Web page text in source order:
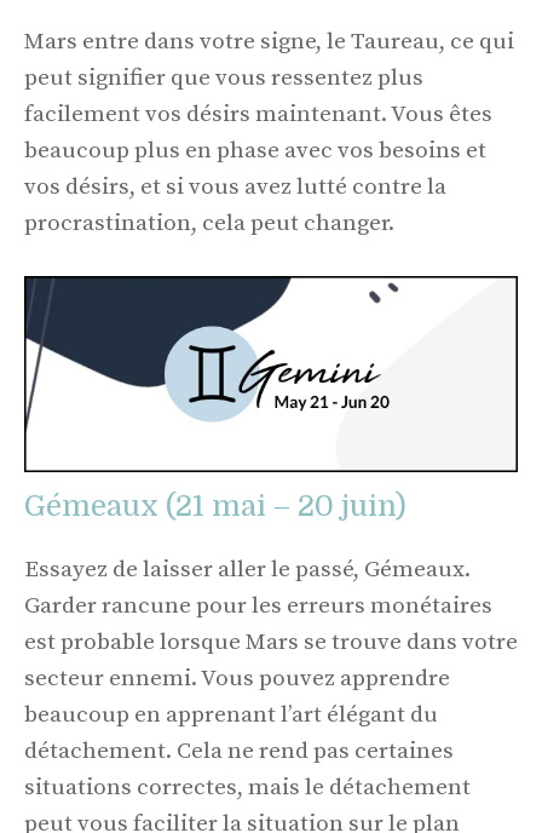
Mars entre dans votre signe, le Taureau, ce qui
peut signifier que vous ressentez plus
facilement vos désirs maintenant. Vous êtes
beaucoup plus en phase avec vos besoins et
vos désirs, et si vous avez lutté contre la
procrastination, cela peut changer.
Gémeaux (21 mai – 20 juin)
Essayez de laisser aller le passé, Gémeaux.
Garder rancune pour les erreurs monétaires
est probable lorsque Mars se trouve dans votre
secteur ennemi. Vous pouvez apprendre
beaucoup en apprenant l’art élégant du
détachement. Cela ne rend pas certaines
situations correctes, mais le détachement
peut vous faciliter la situation sur le plan